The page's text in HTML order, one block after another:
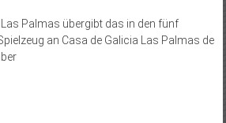
Palmas übergibt das in den fünf
an Casa de Galicia Las Palmas de